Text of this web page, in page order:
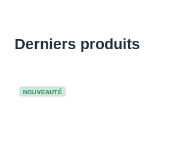
Derniers produits
NOUVEAUTÉ